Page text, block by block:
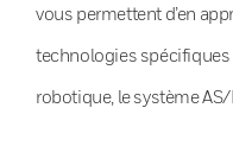
vous permettent d’en
technologies
robotique, le système